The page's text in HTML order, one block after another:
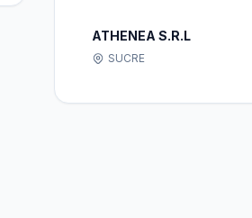
ATHENEA S.R.L
SUCRE